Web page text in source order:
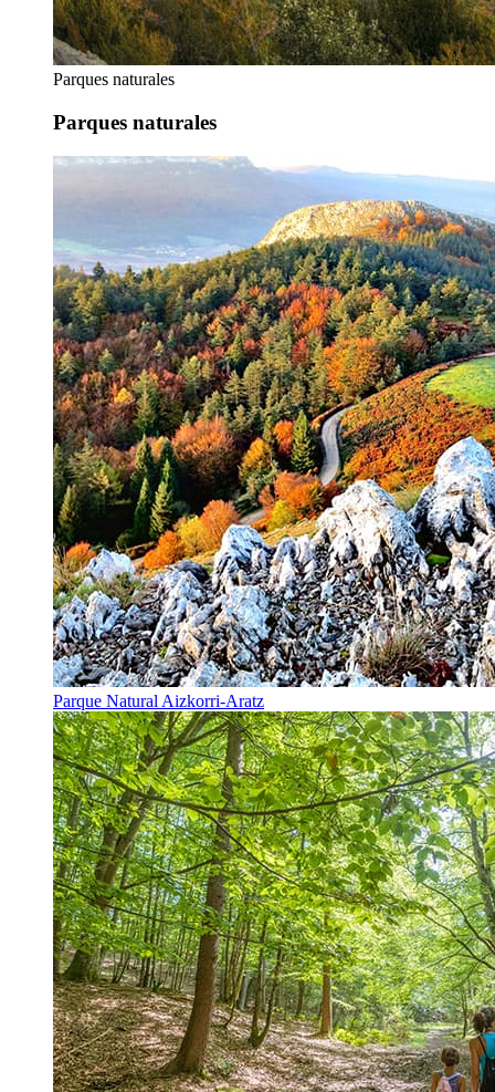
Parques naturales
Parques naturales
Parque Natural Aizkorri-Aratz